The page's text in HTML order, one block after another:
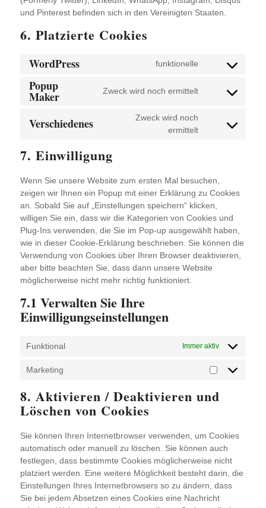
und Pinterest befinden sich in den Vereinigten Staaten.
6. Platzierte Cookies
WordPress funktionelle
Consent
service
Popup
Maker Zweck wird noch ermittelt
Consent
service
Verschiedenes
Zweck wird noch
ermittelt
Consent
7. Einwilligung
Wenn Sie unsere Website zum ersten Mal besuchen,
zeigen wir Ihnen ein Popup mit einer Erklärung zu Cookies
an. Sobald Sie auf „Einstellungen speichern“ klicken,
willigen Sie ein, dass wir die Kategorien von Cookies und
Plug-Ins verwenden, die Sie im Pop-up ausgewählt haben,
wie in dieser Cookie-Erklärung beschrieben. Sie können die
Verwendung von Cookies über Ihren Browser deaktivieren,
aber bitte beachten Sie, dass dann unsere Website
möglicherweise nicht mehr richtig funktioniert.
7.1 Verwalten Sie Ihre
Einwilligungseinstellungen
Funktional Immer aktiv
Marketing
Marketing
8. Aktivieren / Deaktivieren und
Löschen von Cookies
Sie können Ihren Internetbrowser verwenden, um Cookies
automatisch oder manuell zu löschen. Sie können auch
festlegen, dass bestimmte Cookies möglicherweise nicht
platziert werden. Eine weitere Möglichkeit besteht darin, die
Einstellungen Ihres Internetbrowsers so zu ändern, dass
Sie bei jedem Absetzen eines Cookies eine Nachricht